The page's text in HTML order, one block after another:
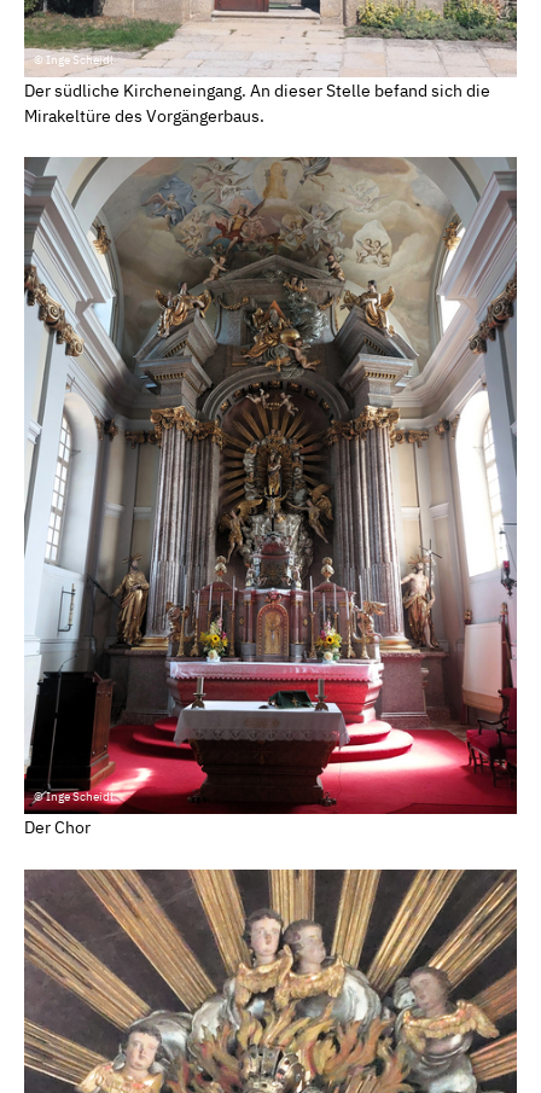
© Inge Scheidl
Der südliche Kircheneingang. An dieser Stelle befand sich die
Mirakeltüre des Vorgängerbaus.
© Inge Scheidl
Der Chor